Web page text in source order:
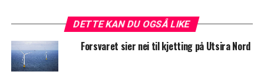
DETTE KAN DU OGSÅ LIKE
Forsvaret sier nei til kjetting på Utsira Nord